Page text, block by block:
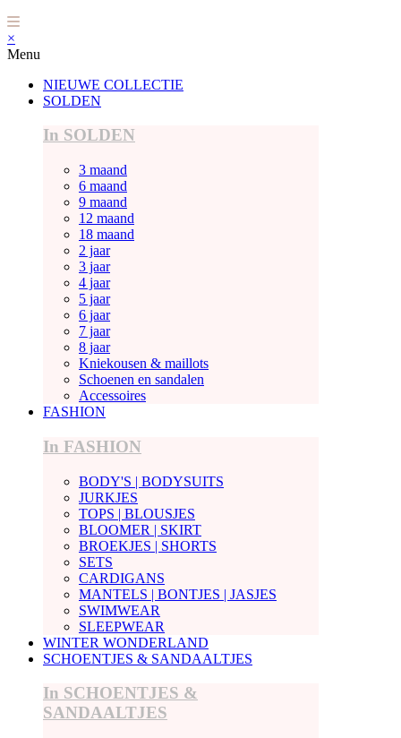
×
Menu
NIEUWE COLLECTIE
SOLDEN
In SOLDEN
3 maand
6 maand
9 maand
12 maand
18 maand
2 jaar
3 jaar
4 jaar
5 jaar
6 jaar
7 jaar
8 jaar
Kniekousen & maillots
Schoenen en sandalen
Accessoires
FASHION
In FASHION
BODY'S | BODYSUITS
JURKJES
TOPS | BLOUSJES
BLOOMER | SKIRT
BROEKJES | SHORTS
SETS
CARDIGANS
MANTELS | BONTJES | JASJES
SWIMWEAR
SLEEPWEAR
WINTER WONDERLAND
SCHOENTJES & SANDAALTJES
In SCHOENTJES &
SANDAALTJES